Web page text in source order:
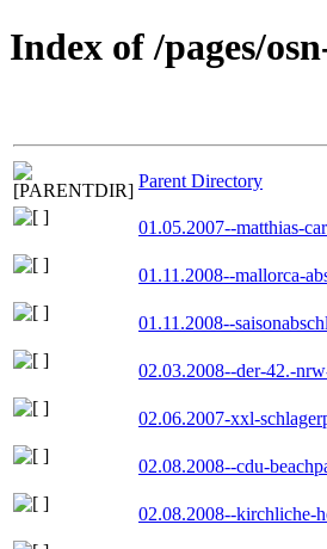
Index of /pages/
Parent Directory
01.05.2007--matthias-
01.11.2008--mallorca-
01.11.2008--
02.03.2008--der-42.-
02.06.2007-xxl-
02.08.2008--cdu-
02.08.2008--kirchliche-